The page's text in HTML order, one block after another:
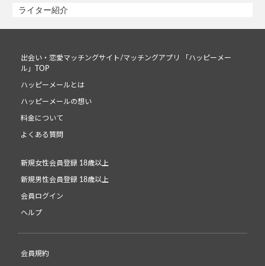
ライター紹介
出会い・恋愛マッチングサイト/マッチングアプリ 「ハッピーメー
ル」TOP
ハッピーメールとは
ハッピーメールの想い
料金について
よくある質問
新規女性会員登録 18歳以上
新規男性会員登録 18歳以上
会員ログイン
ヘルプ
会員規約